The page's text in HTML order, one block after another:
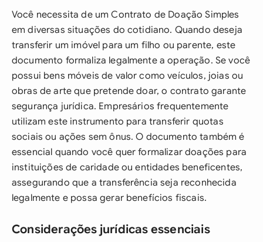
Você necessita de um Contrato de Doação Simples
em diversas situações do cotidiano. Quando deseja
transferir um imóvel para um filho ou parente, este
documento formaliza legalmente a operação. Se você
possui bens móveis de valor como veículos, joias ou
obras de arte que pretende doar, o contrato garante
segurança jurídica. Empresários frequentemente
utilizam este instrumento para transferir quotas
sociais ou ações sem ônus. O documento também é
essencial quando você quer formalizar doações para
instituições de caridade ou entidades beneficentes,
assegurando que a transferência seja reconhecida
legalmente e possa gerar benefícios fiscais.
Considerações jurídicas essenciais